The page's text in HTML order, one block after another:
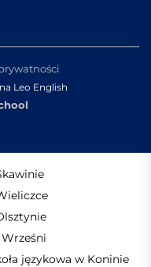
Leo English
językowa w Koninie